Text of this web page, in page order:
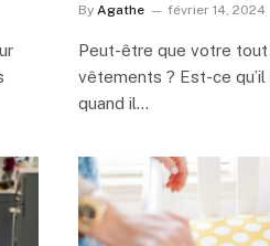
By Agathe février 14, 2024
Peut-être que votre
vêtements ? Est-ce
quand il…